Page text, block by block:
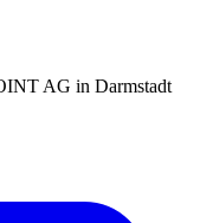
AG in Darmstadt